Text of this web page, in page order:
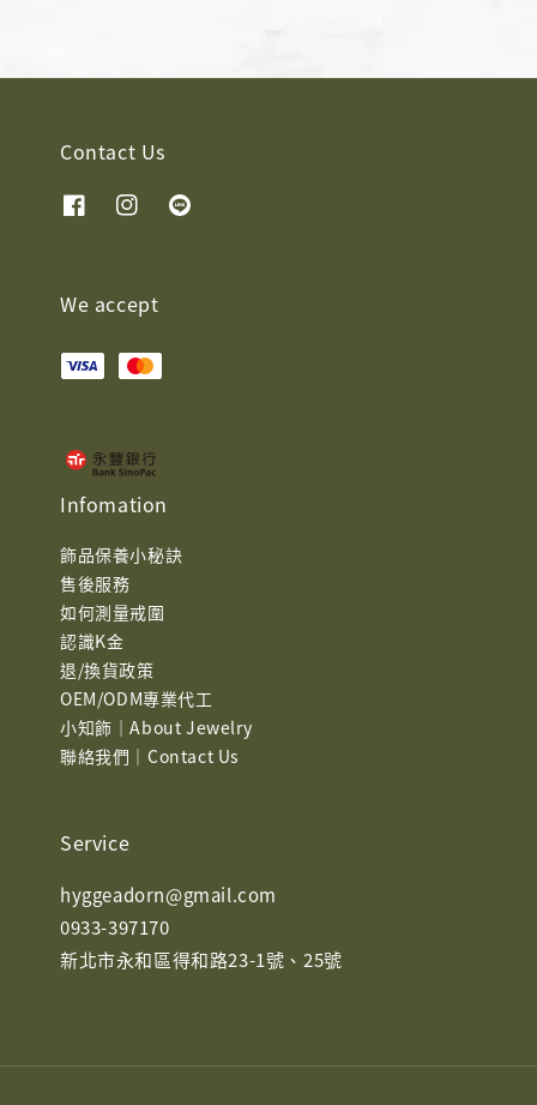
Contact Us
We accept
Infomation
飾品保養小秘訣
售後服務
如何測量戒圍
認識K金
退/換貨政策
OEM/ODM專業代工
小知飾｜About Jewelry
聯絡我們｜Contact Us
Service
hyggeadorn@gmail.com
0933-397170
新北市永和區得和路23-1號、25號